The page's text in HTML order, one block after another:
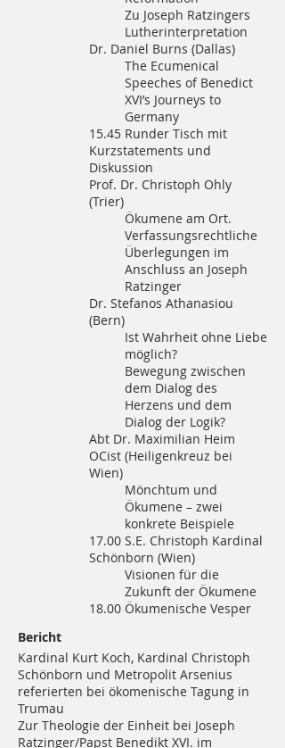
Zu Joseph Ratzingers
Lutherinterpretation
Dr. Daniel Burns (Dallas)
The Ecumenical
Speeches of Benedict
XVI’s Journeys to
Germany
15.45 Runder Tisch mit
Kurzstatements und
Diskussion
Prof. Dr. Christoph Ohly
(Trier)
Ökumene am Ort.
Verfassungsrechtliche
Überlegungen im
Anschluss an Joseph
Ratzinger
Dr. Stefanos Athanasiou
(Bern)
Ist Wahrheit ohne Liebe
möglich?
Bewegung zwischen
dem Dialog des
Herzens und dem
Dialog der Logik?
Abt Dr. Maximilian Heim
OCist (Heiligenkreuz bei
Wien)
Mönchtum und
Ökumene – zwei
konkrete Beispiele
17.00 S.E. Christoph Kardinal
Schönborn (Wien)
Visionen für die
Zukunft der Ökumene
18.00 Ökumenische Vesper
Bericht
Kardinal Kurt Koch, Kardinal Christoph
Schönborn und Metropolit Arsenius
referierten bei ökomenische Tagung in
Trumau
Zur Theologie der Einheit bei Joseph
Ratzinger/Papst Benedikt XVI. im